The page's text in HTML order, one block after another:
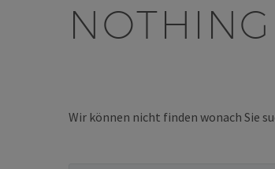
NOTHING
Wir können nicht finden wonach Sie